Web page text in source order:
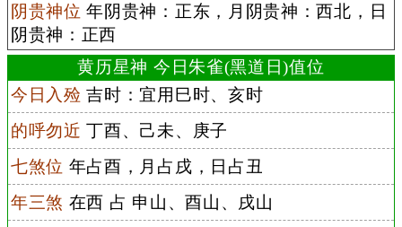
阴贵神位 年阴贵神：正东，月阴贵神：西北，日
阴贵神：正西
黄历星神 今日朱雀(黑道日)值位
今日入殓 吉时：宜用巳时、亥时
的呼勿近 丁酉、己未、庚子
七煞位 年占酉，月占戌，日占丑
年三煞 在西 占 申山、酉山、戌山